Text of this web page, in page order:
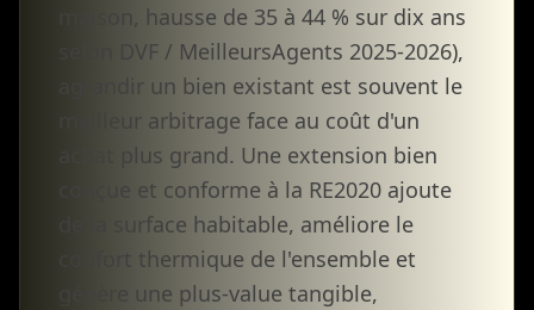
maison, hausse de 35 à 44 % sur dix ans
selon DVF / MeilleursAgents 2025-2026),
agrandir un bien existant est souvent le
meilleur arbitrage face au coût d'un
achat plus grand. Une extension bien
conçue et conforme à la RE2020 ajoute
de la surface habitable, améliore le
confort thermique de l'ensemble et
génère une plus-value tangible,